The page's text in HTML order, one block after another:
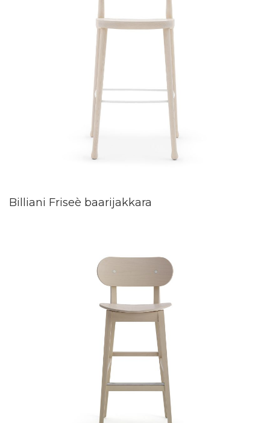
Billiani Friseè baarijakkara